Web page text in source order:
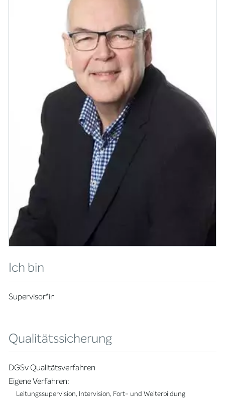
Ich bin
Supervisor*in
Qualitätssicherung
DGSv Qualitätsverfahren
Eigene Verfahren:
Leitungssupervision, Intervision, Fort- und Weiterbildung